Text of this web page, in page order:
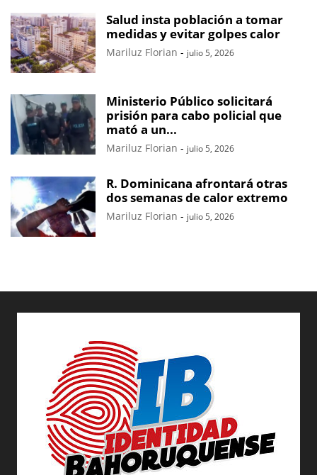
Salud insta población a tomar
medidas y evitar golpes calor
Mariluz Florian - julio 5, 2026
Ministerio Público solicitará
prisión para cabo policial que
mató a un...
Mariluz Florian - julio 5, 2026
R. Dominicana afrontará otras
dos semanas de calor extremo
Mariluz Florian - julio 5, 2026